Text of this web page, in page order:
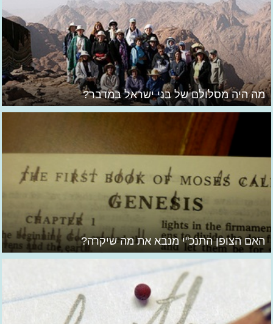
מה היה מסלולם של בני ישראל במדבר?
האם הצופן התנכ"י מנבא את מה שיקרה?